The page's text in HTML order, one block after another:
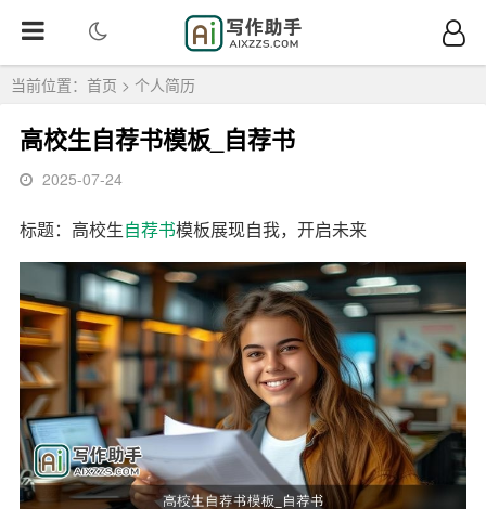
当前位置： 首页 > 个人简历
高校生自荐书模板_自荐书
2025-07-24
标题：高校生自荐书模板展现自我，开启未来